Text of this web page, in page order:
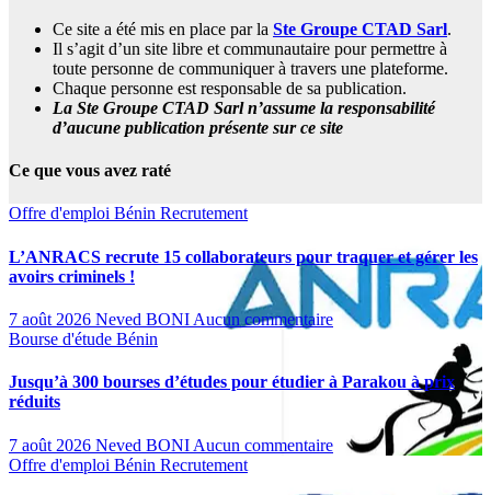
Ce site a été mis en place par la Ste Groupe CTAD Sarl.
Il s’agit d’un site libre et communautaire pour permettre à
toute personne de communiquer à travers une plateforme.
Chaque personne est responsable de sa publication.
La Ste Groupe CTAD Sarl n’assume la responsabilité
d’aucune publication présente sur ce site
Ce que vous avez raté
Offre d'emploi Bénin Recrutement
L’ANRACS recrute 15 collaborateurs pour traquer et gérer les
avoirs criminels !
7 août 2026 Neved BONI Aucun commentaire
Bourse d'étude Bénin
Jusqu’à 300 bourses d’études pour étudier à Parakou à prix
réduits
7 août 2026 Neved BONI Aucun commentaire
Offre d'emploi Bénin Recrutement